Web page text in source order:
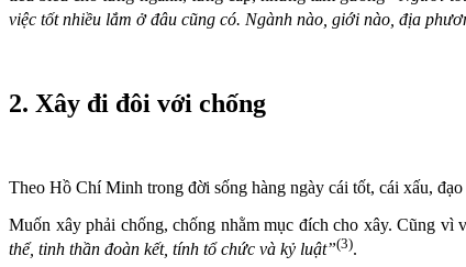
việc tốt nhiều lắm ở đâu cũng có. Ngành nào, giới nào, địa
2. Xây đi đôi với chống
Theo Hồ Chí Minh trong đời sống hàng ngày cái tốt, cái xấu,
Muốn xây phải chống, chống nhằm mục đích cho xây. Cũng vì
thể, tinh thần đoàn kết, tính tổ chức và kỷ luật”(3).